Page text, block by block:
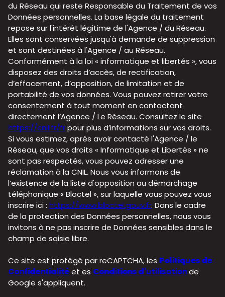
du Réseau qui reste Responsable du Traitement de vos
Données personnelles. La base légale du traitement
repose sur l'intérêt légitime de l'Agence / du Réseau.
Elles sont conservées jusqu'à demande de suppression
et sont destinées à l'Agence / au Réseau.
Conformément à la loi « informatique et libertés », vous
disposez des droits d’accès, de rectification,
d’effacement, d’opposition, de limitation et de
portabilité de vos données. Vous pouvez retirer votre
consentement à tout moment en contactant
directement l’Agence / Le Réseau. Consultez le site
https://cnil.fr/frpour plus d’informations sur vos droits.
Si vous estimez, après avoir contacté l'Agence / le
Réseau, que vos droits « Informatique et Libertés » ne
sont pas respectés, vous pouvez adresser une
réclamation à la CNIL. Nous vous informons de
l’existence de la liste d'opposition au démarchage
téléphonique « Bloctel », sur laquelle vous pouvez vous
inscrire ici : https://www.bloctel.gouv.fr. Dans le cadre
de la protection des Données personnelles, nous vous
invitons à ne pas inscrire de Données sensibles dans le
champ de saisie libre.
Ce site est protégé par reCAPTCHA, les Politiques de
Confidentialité et es Conditions d'utilisationde
Google s'appliquent.